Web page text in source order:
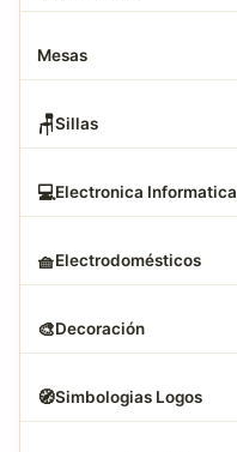
Mesas
🪑Sillas
💻Electronica Informatica
🧺Electrodomésticos
🎨Decoración
🧭Simbologias Logos